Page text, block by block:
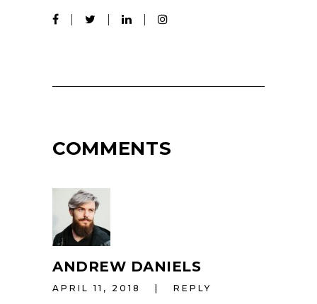
COMMENTS
ANDREW DANIELS
APRIL 11, 2018 REPLY